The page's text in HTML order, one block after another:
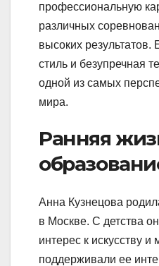
профессиональную
различных
высоких результатов.
стиль и безупречная
одной из самых
мира.
Ранняя
Анна Кузнецова
в Москве. С детства
интерес к искусству
поддерживали ее